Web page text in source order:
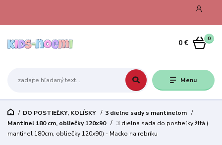
Menu
0
0 €
DO POSTIEĽKY, KOLÍSKY
3 dielne sady s mantinelom
Mantinel 180 cm, obliečky 120x90
3 dielna sada do postieľky žltá (
mantinel 180cm, obliečky 120x90) - Macko na rebríku